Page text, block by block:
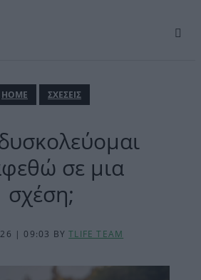
ΗΟΜΕ ΣΧΕΣΕΙΣ
σε μια
σχέση;
| 09:03 BYTLIFE TEAM